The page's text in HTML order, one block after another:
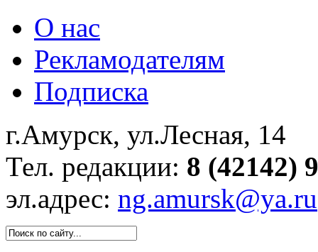
О нас
Рекламодателям
Подписка
г.Амурск, ул.Лесная, 14
Тел. редакции: 8 (42142)
эл.адрес: ng.amursk@ya.ru